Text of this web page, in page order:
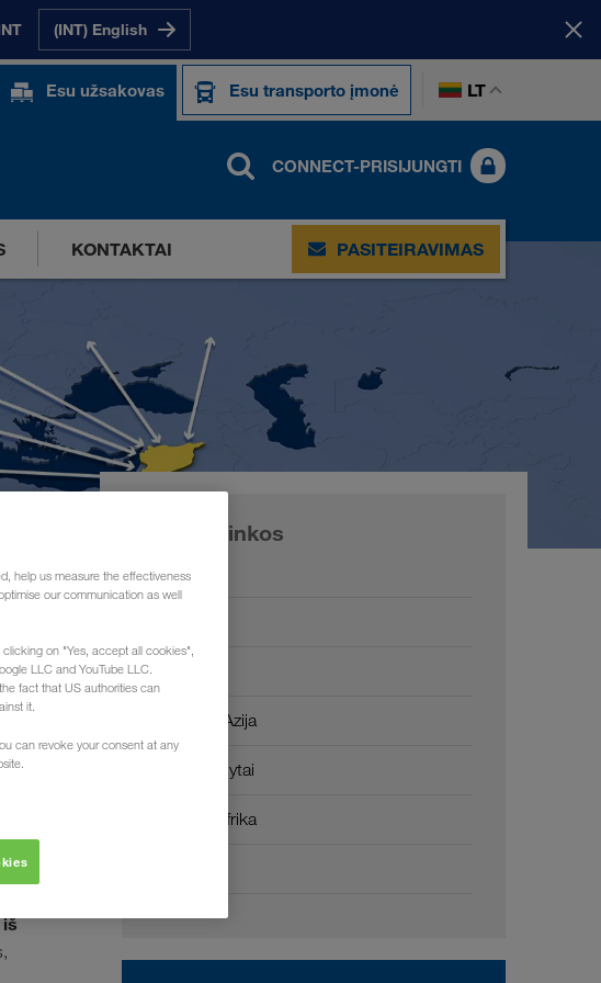
(INT) English
Esu užsakovas Esu transporto įmonė LT
CONNECT-PRISIJUNGTI
KONTAKTAI PASITEIRAVIMAS
iš
Mūsų rinkos
Europa
Centrinė Azija
Artimieji Rytai
Šiaurės Afrika
help us measure the effectiveness
our communication as well
on "Yes, accept all cookies",
LLC and YouTube LLC.
fact that US authorities can
it.
can revoke your consent at any